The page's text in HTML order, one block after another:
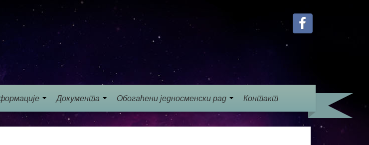
Документа Обогаћени једносменски рад Контакт